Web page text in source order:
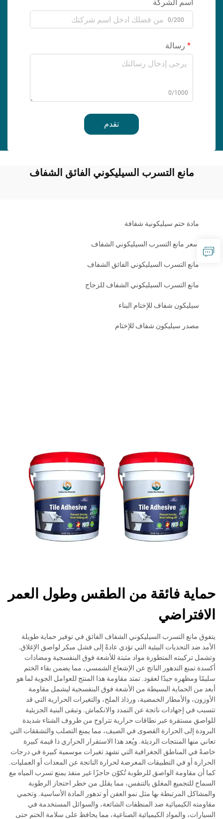
اسم الشركة
0/200
رسالة
0/1000
تقدم
مانع التسرب السيليكوني الفائق الشفاف
مادة ختم سيليكونية شفافة
سعر مانع التسرب السيليكوني الشفاف
مانع التسرب السيليكوني الفائق الشفاف
مانع التسرب السيليكوني الشفاف للزجاج
سيليكون شفاف للإختام البناء
مصدر سيليكون شفاف للإختام
حماية فائقة من الطقس وطول العمر
الافتراضي
يتفوق مانع التسرب السيليكوني الشفاف الفائق في توفير حماية طويلة
الأمد ضد التحديات البيئية التي تؤدي عادةً إلى فشل مبكر لواصق الإغلاق.
وتشمل تركيبته المتطورة مواد مثبتة للأشعة فوق البنفسجية ومضادات
أكسدة تمنع التدهور الناتج عن الإشعاع الشمسي، مما يضمن بقاء الختم
سليمًا ومظهره جيدًا لعقود. تمتد مقاومة هذا المنتج للعوامل الجوية لما هو
أبعد من الحماية البسيطة من الأشعة فوق البنفسجية ليشمل مقاومة
الأوزون، والأمطار الحمضية، ورذاذ الملح، والتغيرات الحرارية التي قد
تتسبب في إجهادات ناتجة عن التمدد والانكماش. وتبقى البنية الجزيئية
للواصق مستقرة عبر نطاقات حرارية تتراوح من ظروف الشتاء شديدة
البرودة إلى الحرارة القصوى في الصيف، مما يمنع التصلب والتشققات التي
تعاني منها المنتجات الرديئة. ويُعد هذا الاستقرار الحراري ذا قيمة كبيرة
خاصةً في المناطق الجغرافية التي تشهد تغيرات موسمية كبيرة في درجات
الحرارة أو في التطبيقات المعرضة لحرارة الناتجة عن المعدات أو العمليات.
كما أن مقاومة الواصق للرطوبة تُكوّن حاجزًا غير منفذ يمنع تسرب المياه مع
السماح للتجميع المغلق بالتنفس، مما يقلل من خطر احتجاز الرطوبة
والمشاكل المرتبطة بها مثل نمو العفن أو تدهور المادة الأساسية. وتحمي
مقاومته الكيميائية ضد المنظفات الشائعة، والسوائل المستخدمة في
السيارات، والمواد الكيميائية الصناعية، مما يحافظ على سلامة الختم حتى